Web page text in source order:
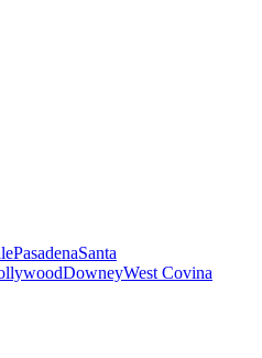
PasadenaSanta
DowneyWest Covina